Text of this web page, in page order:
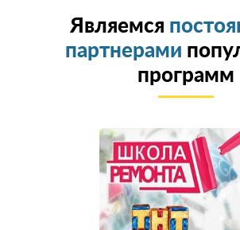
Являемся
партнерами
программ